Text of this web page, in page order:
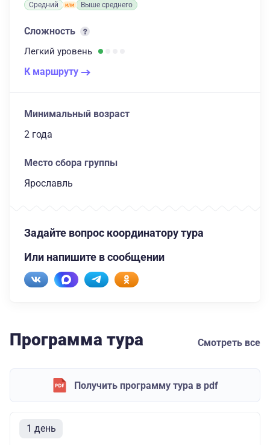
Средний Выше среднего
Сложность
Легкий уровень
К маршруту
Минимальный возраст
2 года
Место сбора группы
Ярославль
Задайте вопрос координатору тура
Или напишите в сообщении
Программа тура Смотреть все
Получить программу тура в pdf
1 день